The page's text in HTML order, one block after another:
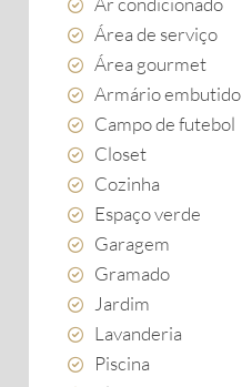
Área de serviço
Área gourmet
Armário embutido
Campo de futebol
Closet
Cozinha
Espaço verde
Garagem
Gramado
Jardim
Lavanderia
Piscina